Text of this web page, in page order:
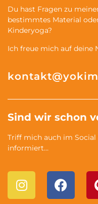
Du hast Fragen zu
bestimmtes Material
Kinderyoga?
Ich freue mich auf deine
Sind wir schon
Triff mich auch im
informiert…